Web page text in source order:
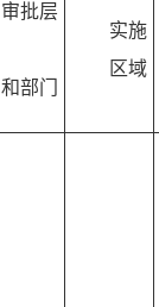
审批层
和部门
实施
区域